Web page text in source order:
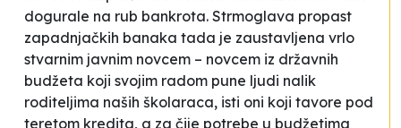
dogurale na rub bankrota. Strmoglava propast
zapadnjačkih banaka tada je zaustavljena vrlo
stvarnim javnim novcem – novcem iz državnih
budžeta koji svojim radom pune ljudi nalik
roditeljima naših školaraca, isti oni koji tavore pod
teretom kredita, a za čije potrebe u budžetima